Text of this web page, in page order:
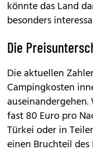
könnte das Land
besonders
Die
Die aktuellen
Campingkosten
fast 80 Euro pro
Türkei oder in
einen Bruchteil des